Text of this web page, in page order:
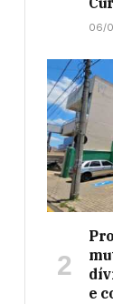
06/
e